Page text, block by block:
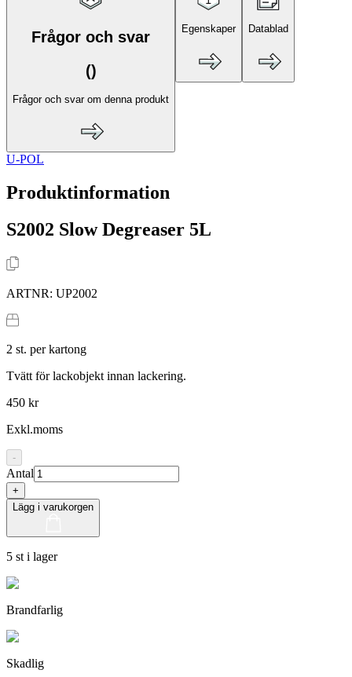
Frågor och svar
()
Frågor och svar om denna produkt
Egenskaper Datablad
U-POL
Produktinformation
S2002 Slow Degreaser 5L
ARTNR: UP2002
2 st. per kartong
Tvätt för lackobjekt innan lackering.
450 kr
Exkl.moms
-
Antal
+
Lägg i varukorgen
5 st i lager
Brandfarlig
Skadlig